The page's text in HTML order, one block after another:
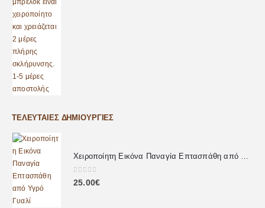
ΤΕΛΕΥΤΑΊΕΣ ΔΗΜΙΟΥΡΓΊΕΣ
0out of 5
25.00€